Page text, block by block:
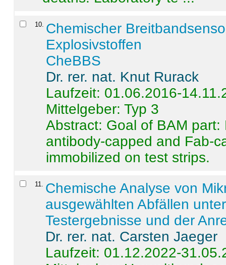
10 Chemischer
Explosivstoffen
CheBBS
Dr. rer. nat. Knut Rurack
Laufzeit: 01.06.2016-
Mittelgeber: Typ 3
Abstract: Goal of BAM
antibody-capped and Fab-
immobilized on test strips.
11
Chemische Analyse von
ausgewählten Abfällen
Testergebnisse und der
Dr. rer. nat. Carsten Jaeger
Laufzeit: 01.12.2022-